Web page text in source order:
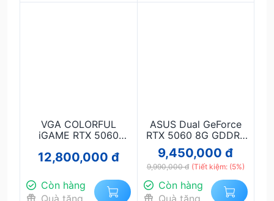
VGA COLORFUL
iGAME RTX 5060
– Card Màn Hình
Gaming Hiệu Năng
Cao, Thiết Kế White
Build Cao Cấp
12,800,000 đ
Còn hàng
Quà tặng
ASUS Dual GeForce
RTX 5060 8G GDDR7
OC
9,450,000 đ
9,990,000 đ (Tiết kiệm: (5%)
Còn hàng
Quà tặng